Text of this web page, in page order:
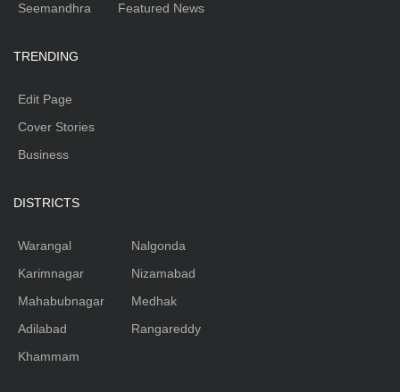
Seemandhra
Featured News
TRENDING
Edit Page
Cover Stories
Business
DISTRICTS
Warangal
Karimnagar
Mahabubnagar
Adilabad
Khammam
Nalgonda
Nizamabad
Medhak
Rangareddy